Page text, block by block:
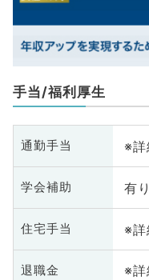
手当/福利厚生
通勤手当 ※詳
学会補助 有り
住宅手当 ※詳
退職金 ※詳